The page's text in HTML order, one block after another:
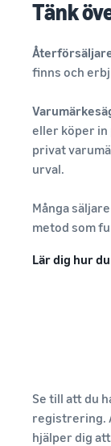
Tänk
finns och
eller köper
privat
urval.
Många
metod som
Lär dig hur
Se till att du
registrering.
hjälper dig